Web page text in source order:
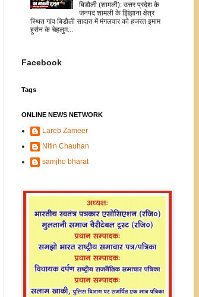
बिडौली (शामली): उत्तर प्रदेश के
जनपद शामली के झिंझाना क्षेत्र
स्थित गांव बिडौली सादात में मंगलवार को हजरत इमाम
हुसैन के चेहलुम...
Facebook
Tags
ONLINE NEWS NETWORK
Lareb Zameer
Nitin Chauhan
samjho bharat